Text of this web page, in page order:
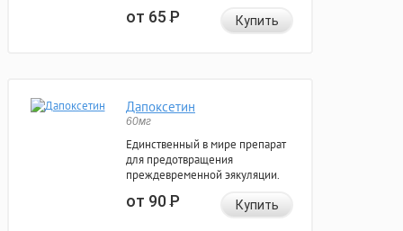
от 65Р Купить
Дапоксетин
60мг
Единственный в мире препарат
для предотвращения
преждевременной эякуляции.
от 90Р Купить